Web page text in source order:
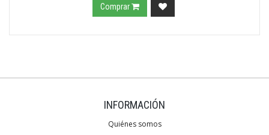
Comprar
INFORMACIÓN
Quiénes somos